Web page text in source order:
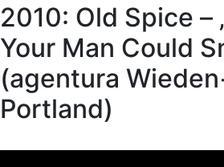
2010: Old Spice –
Your Man Could
(agentura
Portland)